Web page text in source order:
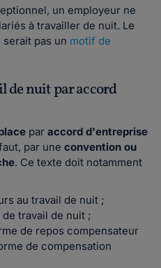
un employeur ne
à travailler de nuit. Le
pas un motif de
de nuit par accord
par accord d'entreprise
par une convention ou
. Ce texte doit notamment
au travail de nuit ;
travail de nuit ;
de repos compensateur
de compensation